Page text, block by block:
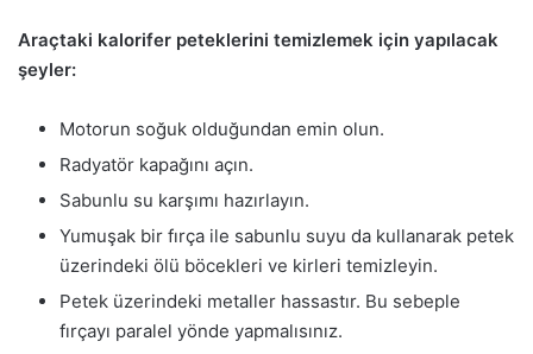
Araçtaki kalorifer peteklerini temizlemek için yapılacak
şeyler:
Motorun soğuk olduğundan emin olun.
Radyatör kapağını açın.
Sabunlu su karşımı hazırlayın.
Yumuşak bir fırça ile sabunlu suyu da kullanarak petek
üzerindeki ölü böcekleri ve kirleri temizleyin.
Petek üzerindeki metaller hassastır. Bu sebeple
fırçayı paralel yönde yapmalısınız.